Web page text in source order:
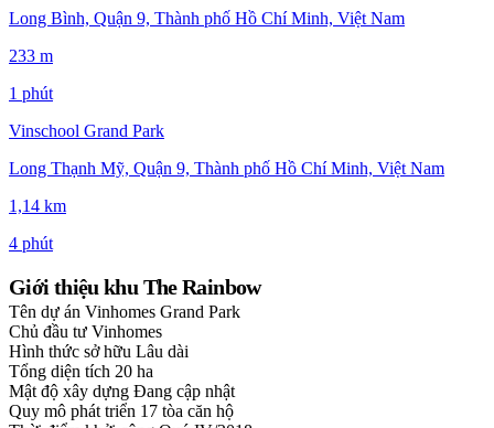
Long Bình, Quận 9, Thành phố Hồ Chí Minh, Việt Nam
233 m
1 phút
Vinschool Grand Park
Long Thạnh Mỹ, Quận 9, Thành phố Hồ Chí Minh, Việt Nam
1,14 km
4 phút
Giới thiệu khu The Rainbow
Tên dự án Vinhomes Grand Park
Chủ đầu tư Vinhomes
Hình thức sở hữu Lâu dài
Tổng diện tích 20 ha
Mật độ xây dựng Đang cập nhật
Quy mô phát triển 17 tòa căn hộ